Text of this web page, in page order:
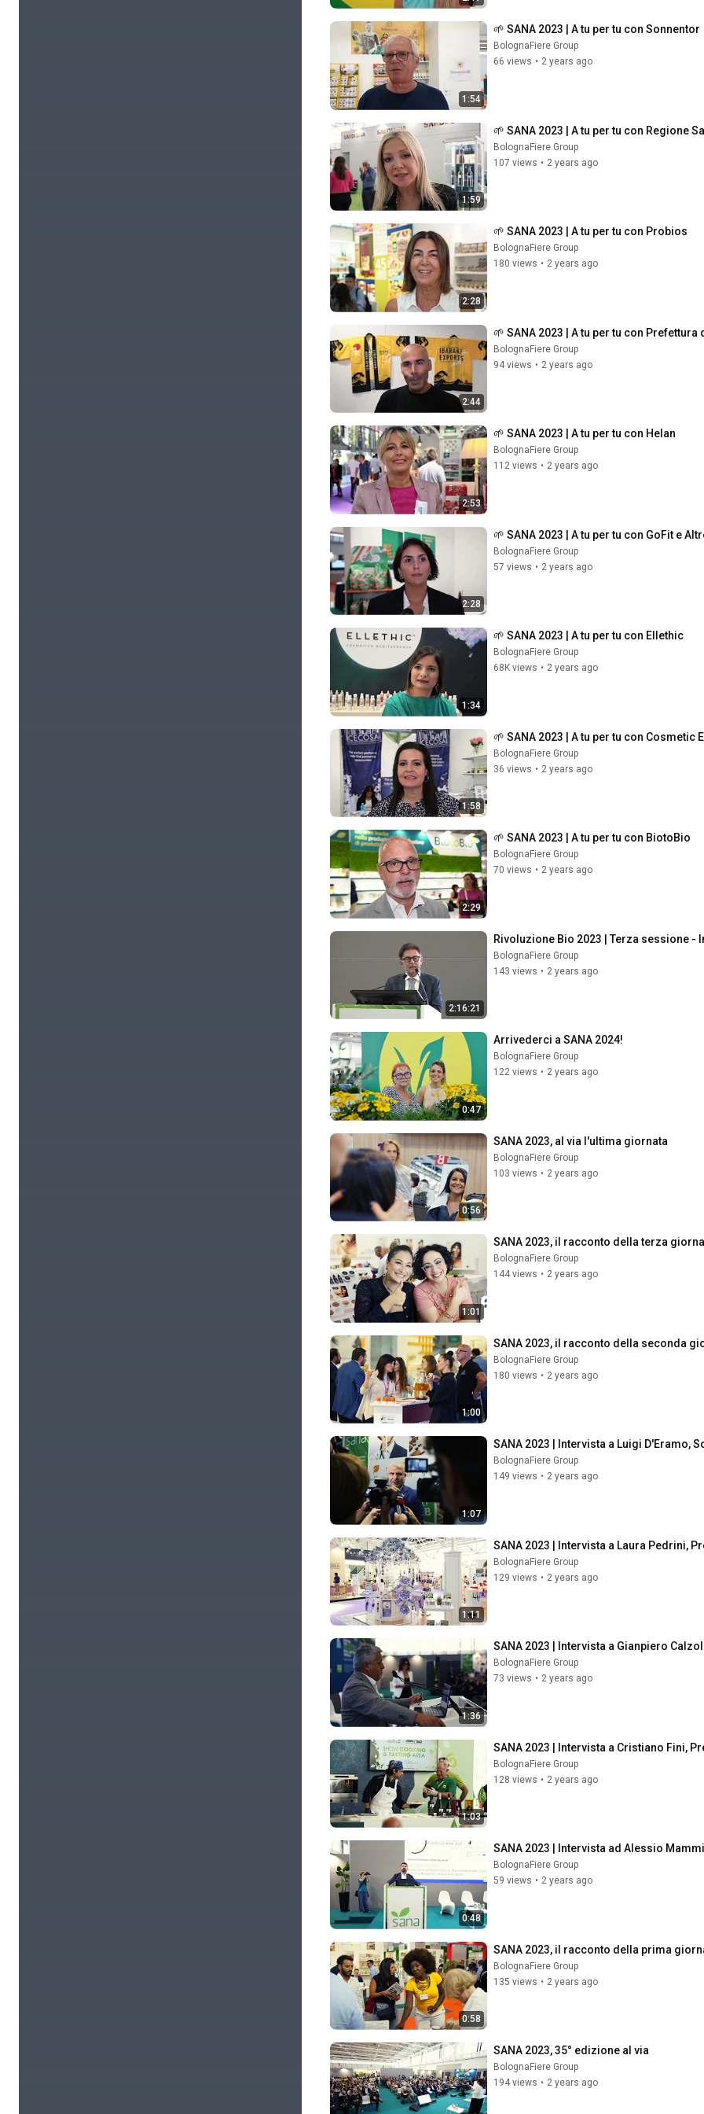
1:54
🌱 SANA 2023 | A tu per tu con Sonnentor
BolognaFiere Group
66 views • 2 years ago
1:59
🌱 SANA 2023 | A tu per tu con Regione
BolognaFiere Group
107 views • 2 years ago
2:28
🌱 SANA 2023 | A tu per tu con Probios
BolognaFiere Group
180 views • 2 years ago
2:44
🌱 SANA 2023 | A tu per tu con Prefettura
BolognaFiere Group
94 views • 2 years ago
2:53
🌱 SANA 2023 | A tu per tu con Helan
BolognaFiere Group
112 views • 2 years ago
2:28
🌱 SANA 2023 | A tu per tu con GoFit e
BolognaFiere Group
57 views • 2 years ago
1:34
🌱 SANA 2023 | A tu per tu con Ellethic
BolognaFiere Group
68K views • 2 years ago
1:58
🌱 SANA 2023 | A tu per tu con Cosmetic
BolognaFiere Group
36 views • 2 years ago
2:29
🌱 SANA 2023 | A tu per tu con BiotoBio
BolognaFiere Group
70 views • 2 years ago
2:16:21
Rivoluzione Bio 2023 | Terza sessione -
BolognaFiere Group
143 views • 2 years ago
0:47
Arrivederci a SANA 2024!
BolognaFiere Group
122 views • 2 years ago
0:56
SANA 2023, al via l'ultima giornata
BolognaFiere Group
103 views • 2 years ago
1:01
SANA 2023, il racconto della terza
BolognaFiere Group
144 views • 2 years ago
1:00
SANA 2023, il racconto della seconda
BolognaFiere Group
180 views • 2 years ago
1:07
SANA 2023 | Intervista a Luigi
BolognaFiere Group
149 views • 2 years ago
1:11
SANA 2023 | Intervista a Laura Pedrini,
BolognaFiere Group
129 views • 2 years ago
1:36
SANA 2023 | Intervista a Gianpiero
BolognaFiere Group
73 views • 2 years ago
1:03
SANA 2023 | Intervista a Cristiano Fini,
BolognaFiere Group
128 views • 2 years ago
0:48
SANA 2023 | Intervista ad Alessio
BolognaFiere Group
59 views • 2 years ago
0:58
SANA 2023, il racconto della prima
BolognaFiere Group
135 views • 2 years ago
SANA 2023, 35° edizione al via
BolognaFiere Group
194 views • 2 years ago